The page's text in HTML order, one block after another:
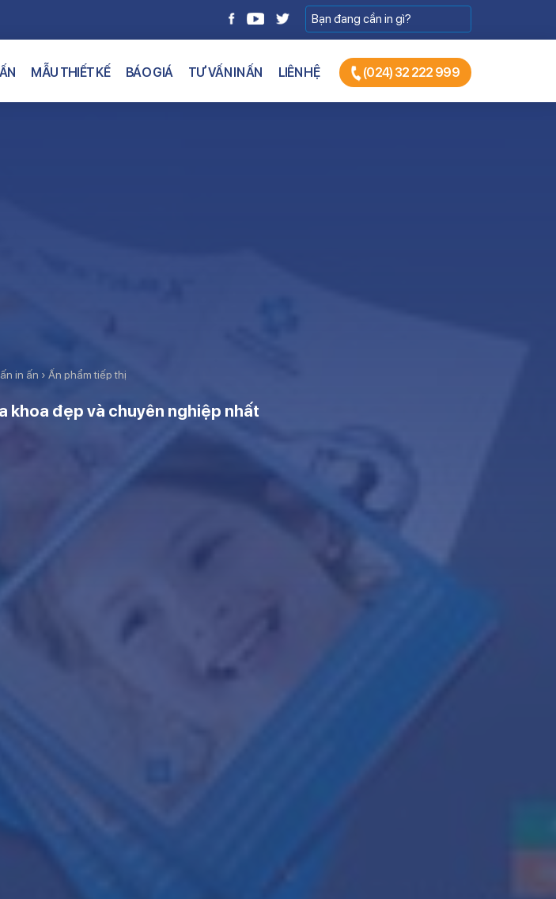
MẪU THIẾT KẾ BÁO GIÁ TƯ VẤN IN ẤN LIÊN HỆ (024) 32 222 999
in ấn › Ấn phẩm tiếp thị
khoa đẹp và chuyên nghiệp nhất